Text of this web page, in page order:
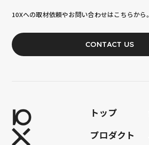
あなたの力が、必要です。
JOIN OUR TEAM
10Xへの取材依頼やお問い合わせはこちらから。
CONTACT US
トップ
プロダクト